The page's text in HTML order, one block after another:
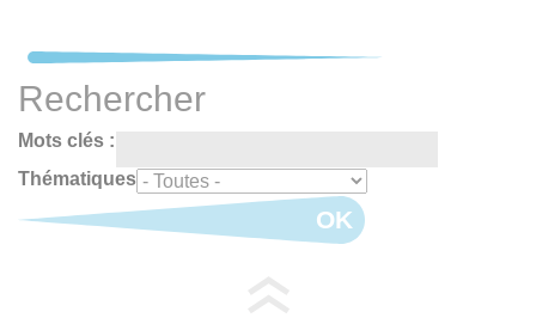
Rechercher
Mots clés :
Thématiques
OK